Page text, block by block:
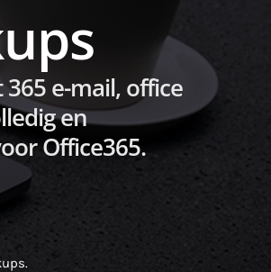
e-mail, office
en
Office365.